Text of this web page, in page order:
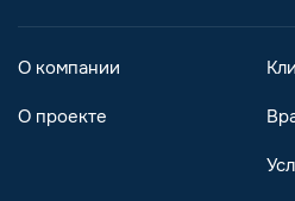
О компании
О проекте